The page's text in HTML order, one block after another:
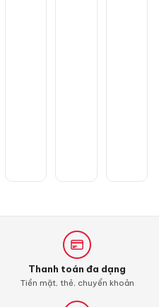
Thanh toán đa dạng
Tiền mặt, thẻ, chuyển khoản